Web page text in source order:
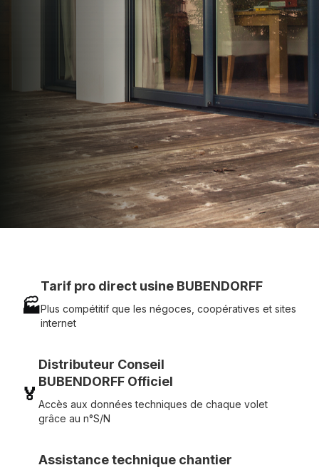
apporter : Tarifs directs usines sans minimum
d'achat - Assistance technique chantier et
service réactif avec simplicité.
07 83 35 69 17
MON DEVIS MOTEUR
Voir tous nos produits
🏭
Tarif pro direct usine BUBENDORFF
Plus compétitif que les négoces, coopératives et sites
internet
🏅
Distributeur Conseil
BUBENDORFF Officiel
Accès aux données techniques de chaque volet
grâce au n°S/N
Assistance technique chantier